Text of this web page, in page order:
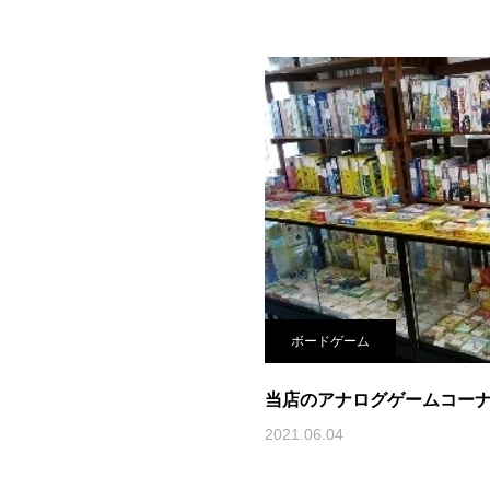
ボードゲーム
当店のアナログゲームコー
2021.06.04